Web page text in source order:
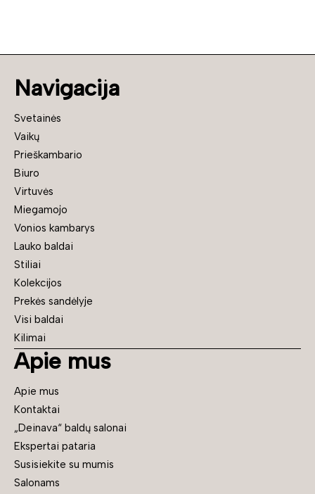
Navigacija
Svetainės
Vaikų
Prieškambario
Biuro
Virtuvės
Miegamojo
Vonios kambarys
Lauko baldai
Stiliai
Kolekcijos
Prekės sandėlyje
Visi baldai
Kilimai
Apie mus
Apie mus
Kontaktai
„Deinava“ baldų salonai
Ekspertai pataria
Susisiekite su mumis
Salonams